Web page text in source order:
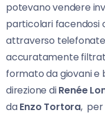
potevano vendere
particolari facendosi
attraverso
accuratamente
formato da giovani e
direzione diRenée
daEnzo Tortora, per